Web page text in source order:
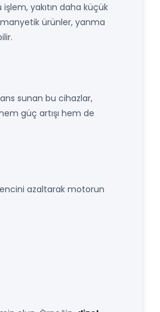
yakıtın daha küçük
ürünler, yanma
sunan bu cihazlar,
güç artışı hem de
azaltarak motorun